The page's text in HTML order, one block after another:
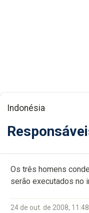
Indonésia
Os três homens
serão executados no
24 de out. de 2008, 11:48